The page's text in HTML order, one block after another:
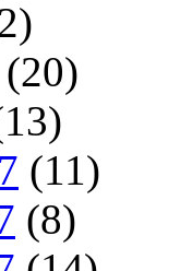
(20)
(11)
(8)